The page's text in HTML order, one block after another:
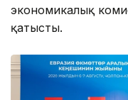
экономикалық
қатысты.